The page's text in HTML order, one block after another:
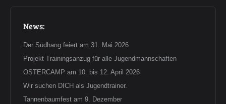
News:
Der Südhang feiert am 31. Mai 2026
Projekt Trainingsanzug für alle Jugendmannschaften
OSTERCAMP am 10. bis 12. April 2026
Wir suchen DICH als Jugendtrainer.
Tannenbaumfest am 9. Dezember